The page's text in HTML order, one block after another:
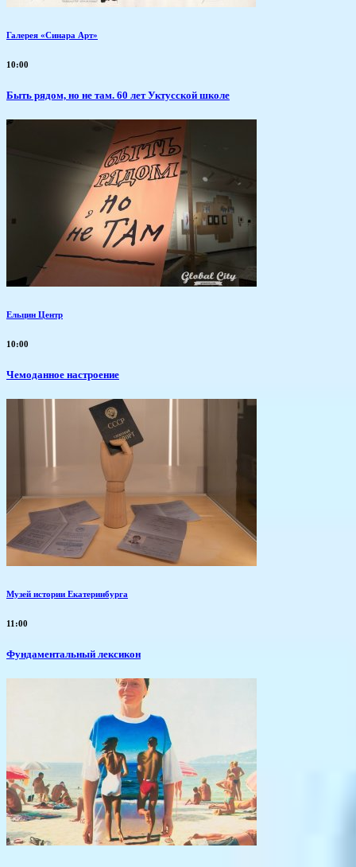
Галерея «Синара Арт»
10:00
Быть рядом, но не там. 60 лет Уктусской школе
Ельцин Центр
10:00
Чемоданное настроение
Музей истории Екатеринбурга
11:00
Фундаментальный лексикон